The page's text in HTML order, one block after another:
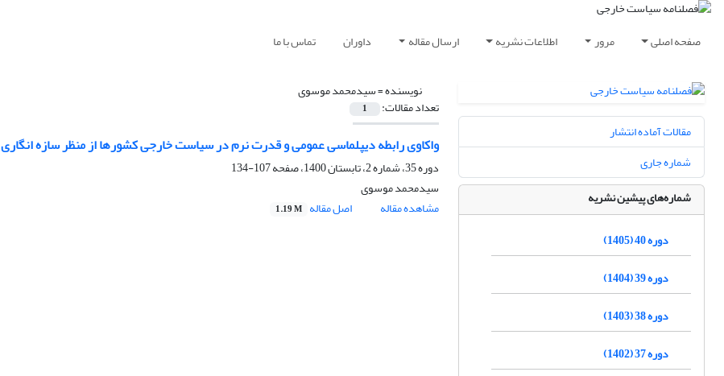
صفحه اصلی مرور اطلاعات نشریه ارسال مقاله داوران تماس با ما
نویسنده =سیدمحمد موسوی
تعداد مقالات: 1
واکاوی رابطه دیپلماسی عمومی و قدرت نرم در سیاست خارجی کشورها از منظر سازه انگاری
دوره 35، شماره 2، تابستان 1400، صفحه
107-134
سیدمحمد موسوی
مشاهده مقاله
اصل مقاله 1.19 M
مقالات آماده انتشار
شماره جاری
شماره‌های پیشین نشریه
دوره 40 (1405)
دوره 39 (1404)
دوره 38 (1403)
دوره 37 (1402)